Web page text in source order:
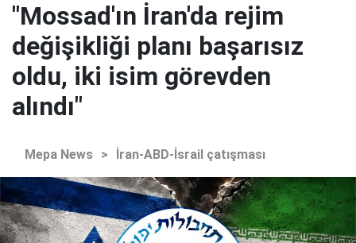
"Mossad'ın İran'da rejim
değişikliği planı başarısız
oldu, iki isim görevden
alındı"
Mepa News > İran-ABD-İsrail çatışması